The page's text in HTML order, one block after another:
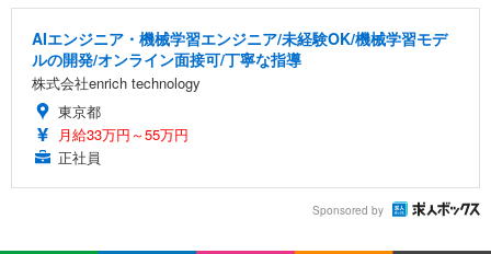
AIエンジニア・機械学習エンジニア/未経験OK/機械学習モデ
ルの開発/オンライン面接可/丁寧な指導
株式会社enrich technology
東京都
月給33万円～55万円
正社員
Sponsored by